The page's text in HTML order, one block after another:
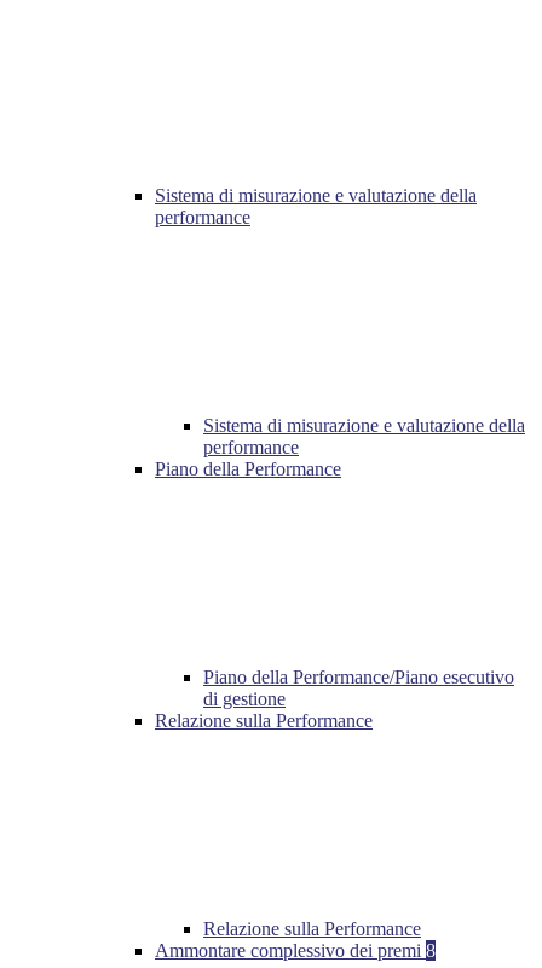
Sistema di misurazione e valutazione della
performance
Sistema di misurazione e valutazione della
performance
Piano della Performance
Piano della Performance/Piano esecutivo
di gestione
Relazione sulla Performance
Relazione sulla Performance
Ammontare complessivo dei premi 8